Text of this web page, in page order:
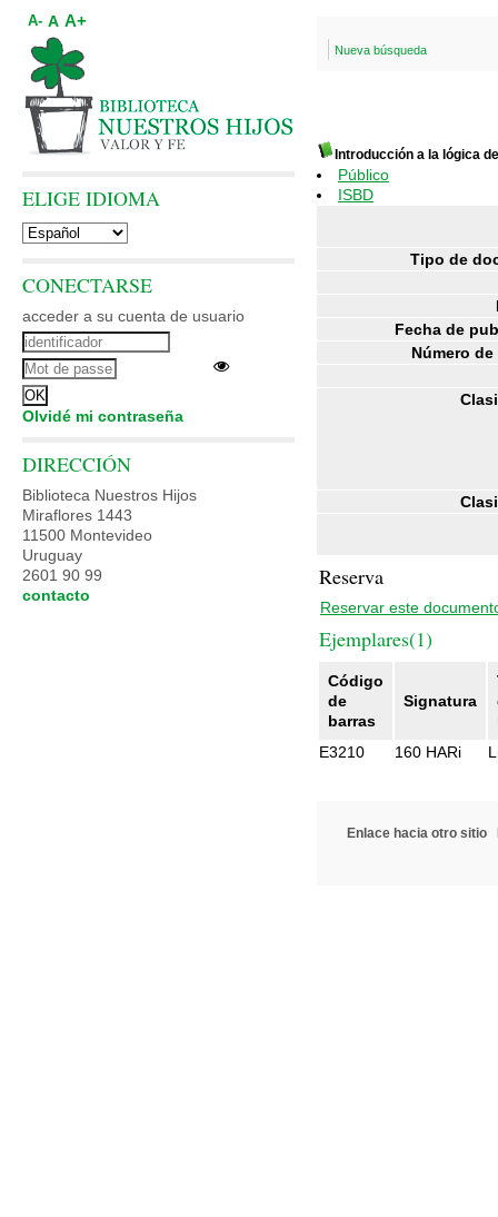
Nueva búsqueda
Introducción a la lógica
Público
ISBD
Tipo de
Fecha de
Número
Reserva
Reservar este
Ejemplares(1)
Código
de
barras
Signatura
E3210
160 HARi
Enlace hacia otro sitio
A- A A+
ELIGE IDIOMA
CONECTARSE
acceder a su cuenta de usuario
Olvidé mi contraseña
DIRECCIÓN
Biblioteca Nuestros Hijos
Miraflores 1443
11500 Montevideo
Uruguay
2601 90 99
contacto